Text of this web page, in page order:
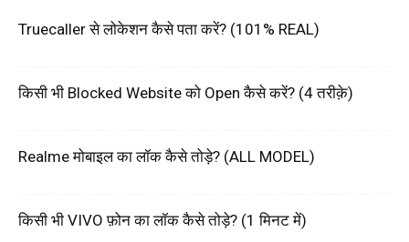
Truecaller से लोकेशन कैसे पता करें? (101% REAL)
किसी भी Blocked Website को Open कैसे करें? (4 तरीक़े)
Realme मोबाइल का लॉक कैसे तोड़े? (ALL MODEL)
किसी भी VIVO फ़ोन का लॉक कैसे तोड़े? (1 मिनट में)